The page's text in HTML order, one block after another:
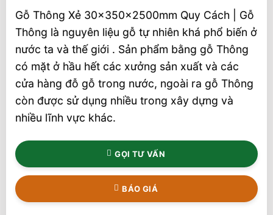
Gỗ Thông Xẻ 30x350x2500mm Quy Cách | Gỗ
Thông là nguyên liệu gỗ tự nhiên khá phổ biến ở
nước ta và thế giới . Sản phẩm bằng gỗ Thông
có mặt ở hầu hết các xưởng sản xuất và các
cửa hàng đỗ gỗ trong nước, ngoài ra gỗ Thông
còn được sử dụng nhiều trong xây dựng và
nhiều lĩnh vực khác.
GỌI TƯ VẤN
BÁO GIÁ